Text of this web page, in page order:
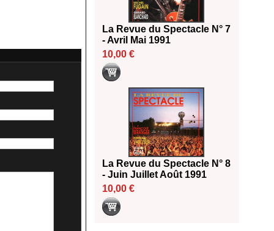
La Revue du Spectacle N° 7
- Avril Mai 1991
10,00 €
La Revue du Spectacle N° 8
- Juin Juillet Août 1991
10,00 €